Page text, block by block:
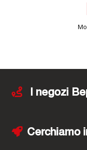
I negozi
Cerchiamo